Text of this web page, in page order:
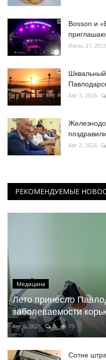
Bosson и
Июль 31, 2026
Авг 3, 2026
Авг 2, 2026
РЕКОМЕНДУЕМЫЕ
Медицина
Лето принесло
заболеваемости
Авг 6, 2026 0 75
Сотне